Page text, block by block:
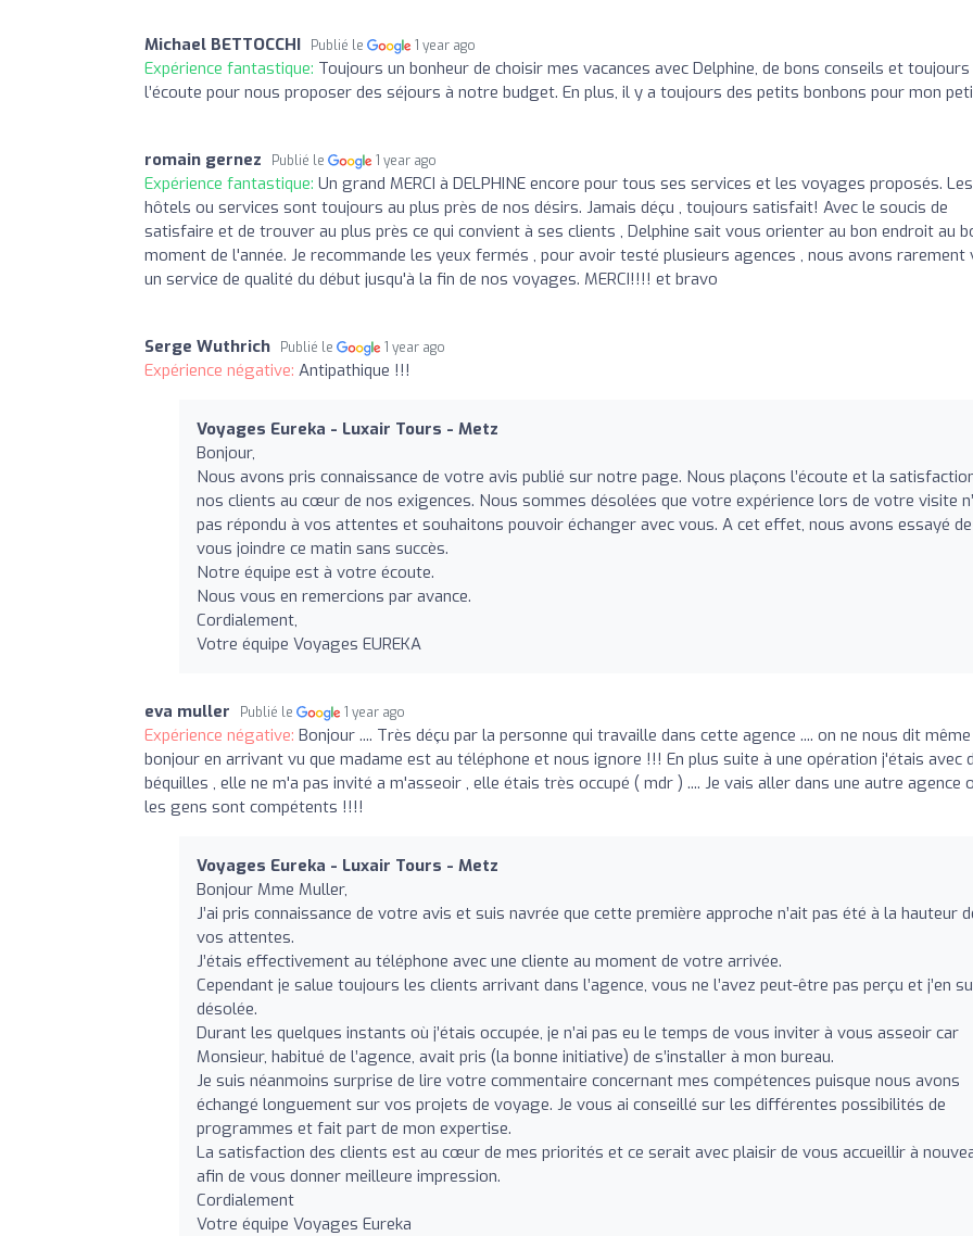
Michael BETTOCCHI Publié le 1 year ago
Expérience fantastique: Toujours un bonheur de choisir mes vacances avec Delphine, de bons conseils et toujours
l’écoute pour nous proposer des séjours à notre budget. En plus, il y a toujours des petits bonbons pour mon
romain gernez Publié le 1 year ago
Expérience fantastique: Un grand MERCI à DELPHINE encore pour tous ses services et les voyages proposés. Les
hôtels ou services sont toujours au plus près de nos désirs. Jamais déçu , toujours satisfait! Avec le soucis de
satisfaire et de trouver au plus près ce qui convient à ses clients , Delphine sait vous orienter au bon endroit au
moment de l'année. Je recommande les yeux fermés , pour avoir testé plusieurs agences , nous avons rarement
un service de qualité du début jusqu'à la fin de nos voyages. MERCI!!!! et bravo
Serge Wuthrich Publié le 1 year ago
Expérience négative: Antipathique !!!
Voyages Eureka - Luxair Tours - Metz
Bonjour,
Nous avons pris connaissance de votre avis publié sur notre page. Nous plaçons l’écoute et la
nos clients au cœur de nos exigences. Nous sommes désolées que votre expérience lors de votre visite
pas répondu à vos attentes et souhaitons pouvoir échanger avec vous. A cet effet, nous avons essayé de
vous joindre ce matin sans succès.
Notre équipe est à votre écoute.
Nous vous en remercions par avance.
Cordialement,
Votre équipe Voyages EUREKA
eva muller Publié le 1 year ago
Expérience négative: Bonjour .... Très déçu par la personne qui travaille dans cette agence .... on ne nous dit
bonjour en arrivant vu que madame est au téléphone et nous ignore !!! En plus suite à une opération j'étais avec
béquilles , elle ne m'a pas invité a m'asseoir , elle étais très occupé ( mdr ) .... Je vais aller dans une autre agence
les gens sont compétents !!!!
Voyages Eureka - Luxair Tours - Metz
Bonjour Mme Muller,
J’ai pris connaissance de votre avis et suis navrée que cette première approche n’ait pas été à la hauteur
vos attentes.
J’étais effectivement au téléphone avec une cliente au moment de votre arrivée.
Cependant je salue toujours les clients arrivant dans l’agence, vous ne l’avez peut-être pas perçu et j’en
désolée.
Durant les quelques instants où j’étais occupée, je n’ai pas eu le temps de vous inviter à vous asseoir car
Monsieur, habitué de l’agence, avait pris (la bonne initiative) de s’installer à mon bureau.
Je suis néanmoins surprise de lire votre commentaire concernant mes compétences puisque nous avons
échangé longuement sur vos projets de voyage. Je vous ai conseillé sur les différentes possibilités de
programmes et fait part de mon expertise.
La satisfaction des clients est au cœur de mes priorités et ce serait avec plaisir de vous accueillir à
afin de vous donner meilleure impression.
Cordialement
Votre équipe Voyages Eureka